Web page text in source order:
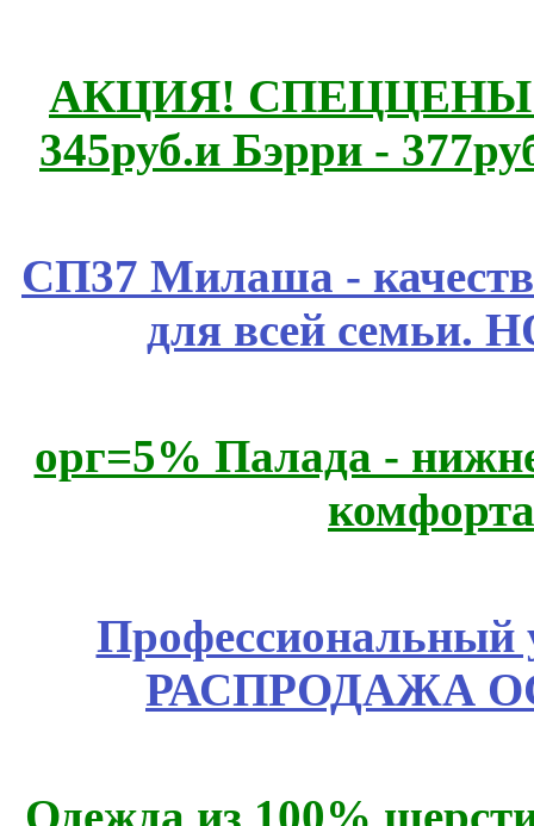
АКЦИЯ! СПЕЦЦЕНЫ
345руб.и Бэрри -
СП37 Милаша -
для всей семьи.
орг=5% Палада -
Профессиональный
РАСПРОДАЖА
Одежда из 100%